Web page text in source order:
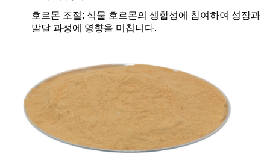
호르몬 조절: 식물 호르몬의 생합성에 참여하여 성장과
발달 과정에 영향을 미칩니다.